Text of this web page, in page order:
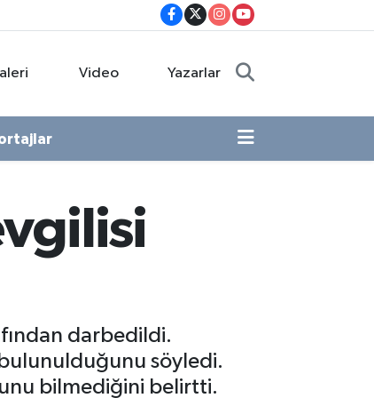
Video Yazarlar
darbedildi.
bulunulduğunu söyledi.
bilmediğini belirtti.